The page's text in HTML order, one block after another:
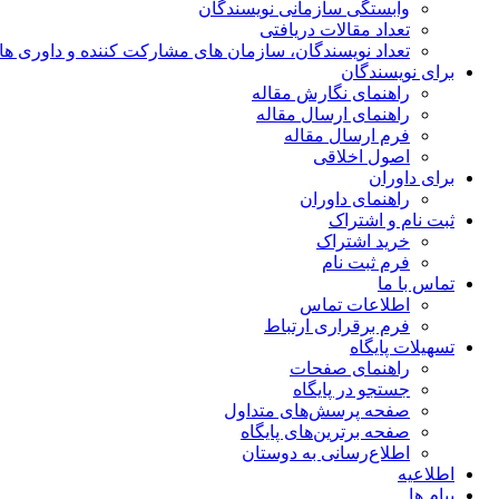
وابستگی سازمانی نویسندگان
تعداد مقالات دریافتی
تعداد نویسندگان، سازمان های مشارکت کننده و داوری های
برای نویسندگان
راهنمای نگارش مقاله
راهنمای ارسال مقاله
فرم ارسال مقاله
اصول اخلاقی
برای داوران
راهنمای داوران
ثبت نام و اشتراک
خرید اشتراک
فرم ثبت نام
تماس با ما
اطلاعات تماس
فرم برقراری ارتباط
تسهیلات پایگاه
راهنمای صفحات
جستجو در پایگاه
صفحه پرسش‌های متداول
صفحه برترین‌های پایگاه
اطلاع‌رسانی به دوستان
اطلاعیه
پیام ها